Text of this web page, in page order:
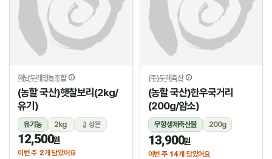
해남두레영농조합
(농할 국산)햇찰보리(2kg/
유기)
유기농 2kg 상온
12,500원
이번 주 2개 담았어요
(주)두레축산
(농할 국산)한우국거리
(200g/암소)
무항생제축산물
200g
냉장
13,900원
이번 주 14개 담았어요